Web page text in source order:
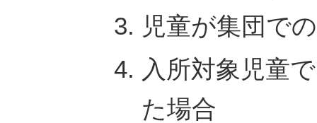
児童が集団で
入所対象児童
た場合